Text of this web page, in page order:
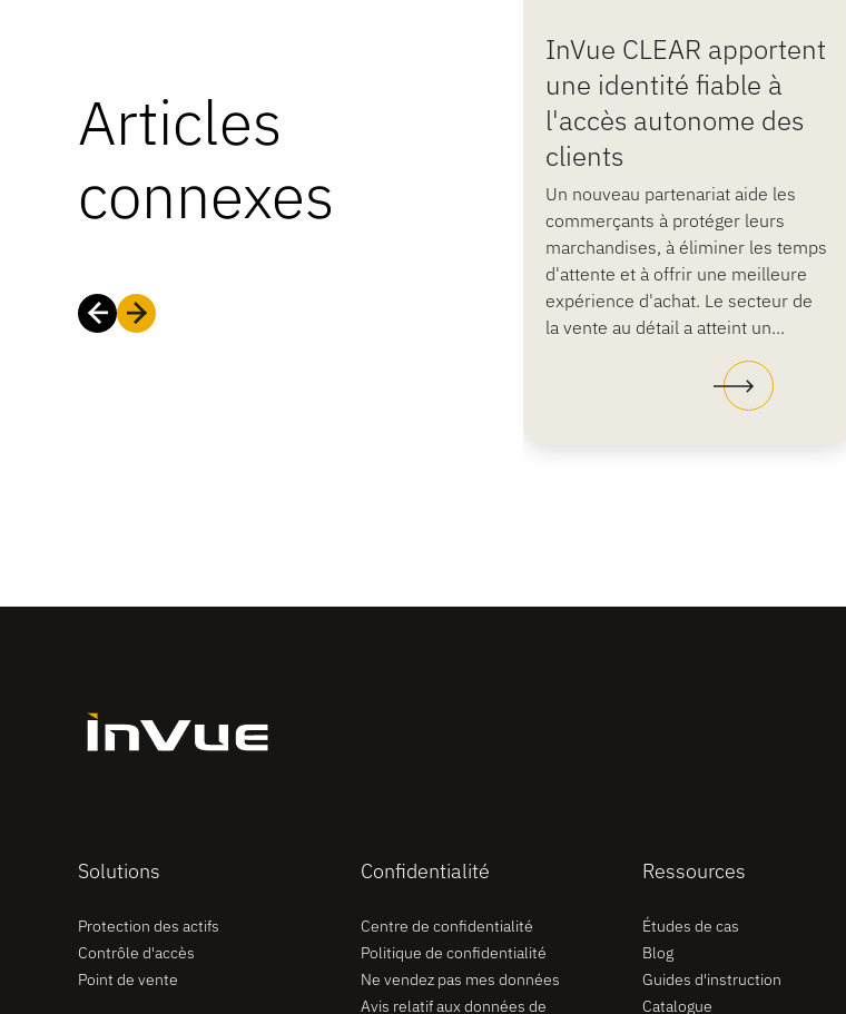
Articles
connexes
InVue CLEAR apportent
une identité fiable à
l'accès autonome des
clients
Un nouveau partenariat aide les
commerçants à protéger leurs
marchandises, à éliminer les temps
d'attente et à offrir une meilleure
expérience d'achat. Le secteur de
la vente au détail a atteint un...
Solutions
Protection des actifs
Contrôle d'accès
Point de vente
Confidentialité
Centre de confidentialité
Politique de confidentialité
Ne vendez pas mes données
Avis relatif aux données de
Ressources
Études de cas
Blog
Guides d'instruction
Catalogue